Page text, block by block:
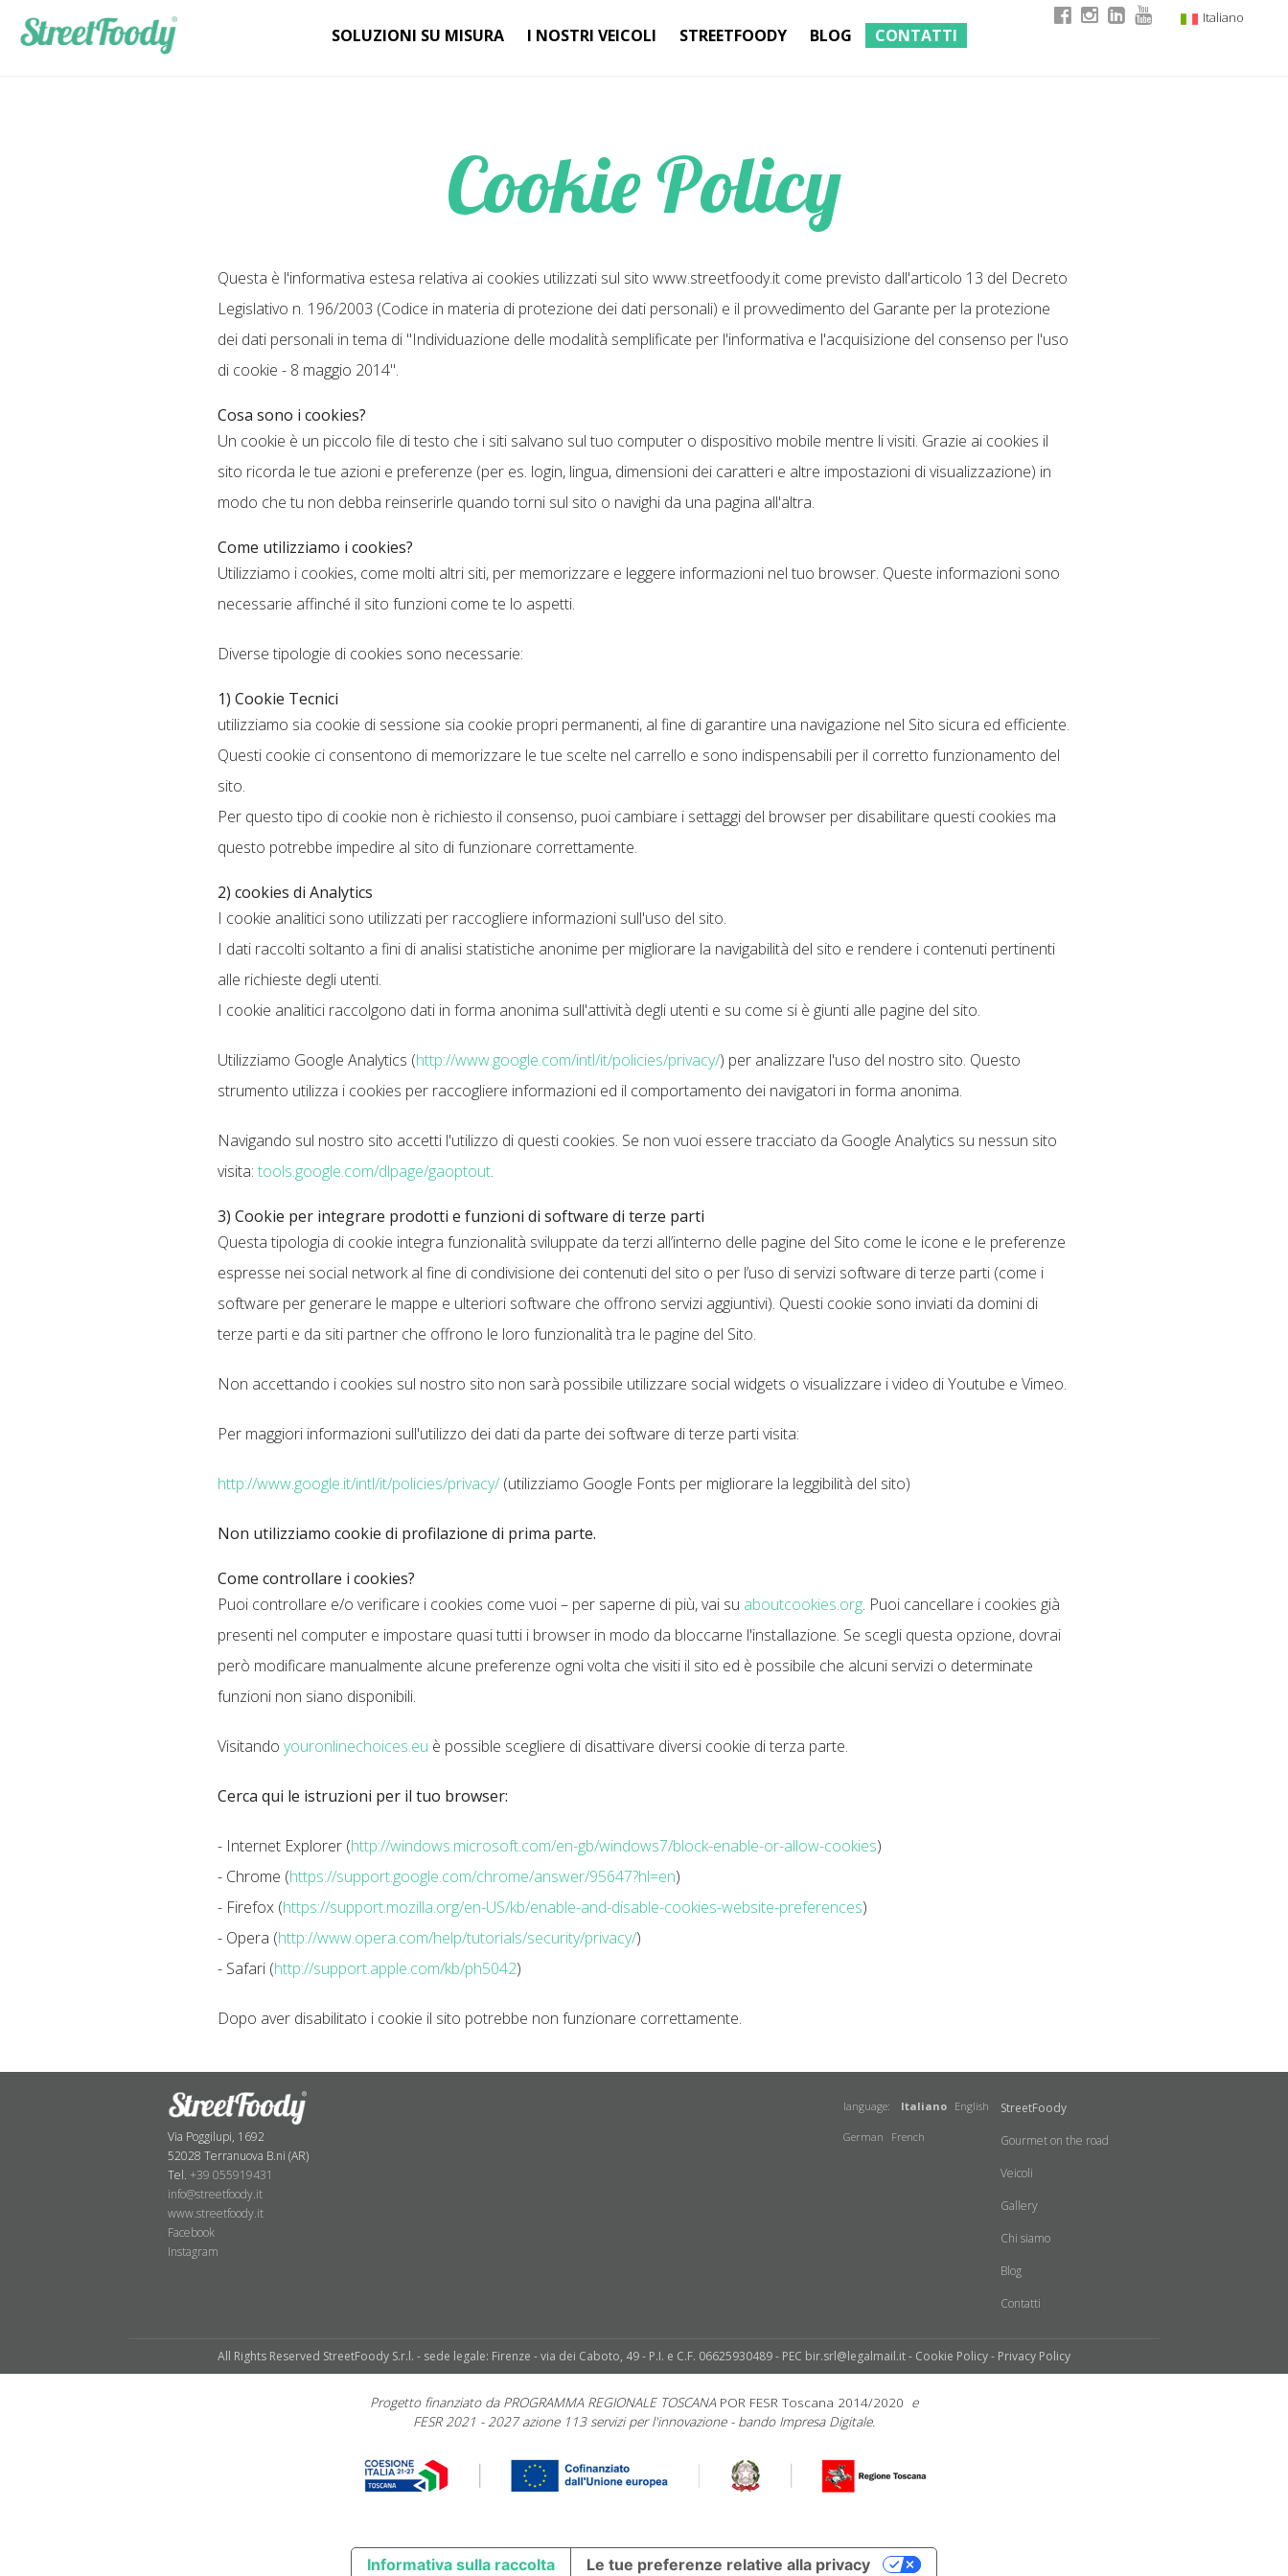
Italiano
SOLUZIONI SU MISURA I NOSTRI VEICOLI STREETFOODY BLOG CONTATTI
Cookie Policy
Questa è l'informativa estesa relativa ai cookies utilizzati sul sito www.streetfoody.it come previsto dall'articolo 13 del Decreto
Legislativo n. 196/2003 (Codice in materia di protezione dei dati personali) e il provvedimento del Garante per la protezione
dei dati personali in tema di "Individuazione delle modalità semplificate per l'informativa e l'acquisizione del consenso per l'uso
di cookie - 8 maggio 2014".
Cosa sono i cookies?
Un cookie è un piccolo file di testo che i siti salvano sul tuo computer o dispositivo mobile mentre li visiti. Grazie ai cookies il
sito ricorda le tue azioni e preferenze (per es. login, lingua, dimensioni dei caratteri e altre impostazioni di visualizzazione) in
modo che tu non debba reinserirle quando torni sul sito o navighi da una pagina all'altra.
Come utilizziamo i cookies?
Utilizziamo i cookies, come molti altri siti, per memorizzare e leggere informazioni nel tuo browser. Queste informazioni sono
necessarie affinché il sito funzioni come te lo aspetti.
Diverse tipologie di cookies sono necessarie:
1) Cookie Tecnici
utilizziamo sia cookie di sessione sia cookie propri permanenti, al fine di garantire una navigazione nel Sito sicura ed efficiente.
Questi cookie ci consentono di memorizzare le tue scelte nel carrello e sono indispensabili per il corretto funzionamento del
sito.
Per questo tipo di cookie non è richiesto il consenso, puoi cambiare i settaggi del browser per disabilitare questi cookies ma
questo potrebbe impedire al sito di funzionare correttamente.
2) cookies di Analytics
I cookie analitici sono utilizzati per raccogliere informazioni sull'uso del sito.
I dati raccolti soltanto a fini di analisi statistiche anonime per migliorare la navigabilità del sito e rendere i contenuti pertinenti
alle richieste degli utenti.
I cookie analitici raccolgono dati in forma anonima sull'attività degli utenti e su come si è giunti alle pagine del sito.
Utilizziamo Google Analytics (http://www.google.com/intl/it/policies/privacy/) per analizzare l'uso del nostro sito. Questo
strumento utilizza i cookies per raccogliere informazioni ed il comportamento dei navigatori in forma anonima.
Navigando sul nostro sito accetti l'utilizzo di questi cookies. Se non vuoi essere tracciato da Google Analytics su nessun sito
visita: tools.google.com/dlpage/gaoptout.
3) Cookie per integrare prodotti e funzioni di software di terze parti
Questa tipologia di cookie integra funzionalità sviluppate da terzi all’interno delle pagine del Sito come le icone e le preferenze
espresse nei social network al fine di condivisione dei contenuti del sito o per l’uso di servizi software di terze parti (come i
software per generare le mappe e ulteriori software che offrono servizi aggiuntivi). Questi cookie sono inviati da domini di
terze parti e da siti partner che offrono le loro funzionalità tra le pagine del Sito.
Non accettando i cookies sul nostro sito non sarà possibile utilizzare social widgets o visualizzare i video di Youtube e Vimeo.
Per maggiori informazioni sull'utilizzo dei dati da parte dei software di terze parti visita:
http://www.google.it/intl/it/policies/privacy/ (utilizziamo Google Fonts per migliorare la leggibilità del sito)
Non utilizziamo cookie di profilazione di prima parte.
Come controllare i cookies?
Puoi controllare e/o verificare i cookies come vuoi – per saperne di più, vai su aboutcookies.org. Puoi cancellare i cookies già
presenti nel computer e impostare quasi tutti i browser in modo da bloccarne l'installazione. Se scegli questa opzione, dovrai
però modificare manualmente alcune preferenze ogni volta che visiti il sito ed è possibile che alcuni servizi o determinate
funzioni non siano disponibili.
Visitando youronlinechoices.eu è possible scegliere di disattivare diversi cookie di terza parte.
Cerca qui le istruzioni per il tuo browser:
- Internet Explorer (http://windows.microsoft.com/en-gb/windows7/block-enable-or-allow-cookies)
- Chrome (https://support.google.com/chrome/answer/95647?hl=en)
- Firefox (https://support.mozilla.org/en-US/kb/enable-and-disable-cookies-website-preferences)
- Opera (http://www.opera.com/help/tutorials/security/privacy/)
- Safari (http://support.apple.com/kb/ph5042)
Dopo aver disabilitato i cookie il sito potrebbe non funzionare correttamente.
Via Poggilupi, 1692
52028 Terranuova B.ni (AR)
Tel. +39 055919431
info@streetfoody.it
www.streetfoody.it
Facebook
​Instagram
StreetFoody
Gourmet on the road
Veicoli
Gallery
Chi siamo
Blog
Contatti
language: Italiano English
German French
All Rights Reserved StreetFoody S.r.l. - sede legale: Firenze - via dei Caboto, 49 - P.I. e C.F. 06625930489 - PEC bir.srl@legalmail.it - Cookie Policy- Privacy Policy
Progetto finanziato da PROGRAMMA REGIONALE TOSCANA POR FESR Toscana 2014/2020 e
FESR 2021 - 2027 azione 113 servizi per l'innovazione - bando Impresa Digitale.
Informativa sulla raccolta Le tue preferenze relative alla privacy